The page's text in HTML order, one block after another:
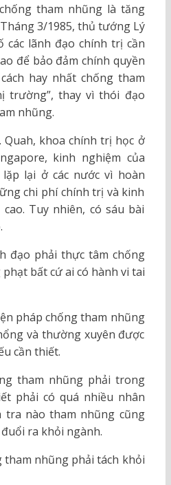
tham nhũng là tăng
3/1985, thủ tướng Lý
các lãnh đạo chính trị cần
để bảo đảm chính quyền
hay nhất chống tham
trường”, thay vì thói đạo
nhũng.
Quah, khoa chính trị học ở
kinh nghiệm của
lại ở các nước vì hoàn
chi phí chính trị và kinh
Tuy nhiên, có sáu bài
đạo phải thực tâm chống
bất cứ ai có hành vi tai
pháp chống tham nhũng
và thường xuyên được
cần thiết.
tham nhũng phải trong
phải có quá nhiều nhân
tra nào tham nhũng cũng
ra khỏi ngành.
tham nhũng phải tách khỏi